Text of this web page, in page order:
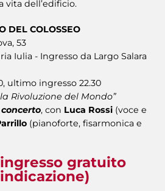
vita dell’edificio.
DEL COLOSSEO
53
Iulia - Ingresso da Largo Salara
ultimo ingresso 22.30
Rivoluzione del Mondo”
, con Luca Rossi (voce e
(pianoforte, fisarmonica e
ingresso gratuito